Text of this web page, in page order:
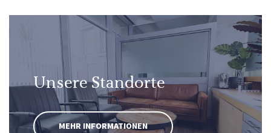
Unsere Standorte
MEHR INFORMATIONEN